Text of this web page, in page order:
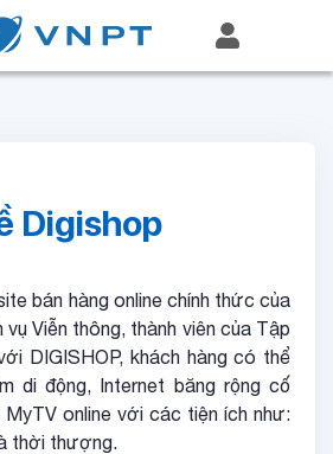
Digishop
bán hàng online chính thức của
Viễn thông, thành viên của Tập
DIGISHOP, khách hàng có thể
di động, Internet băng rộng cố
MyTV online với các tiện ích như:
thời thượng.